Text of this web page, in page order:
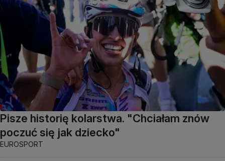
Pisze historię kolarstwa. "Chciałam znów
poczuć się jak dziecko"
EUROSPORT